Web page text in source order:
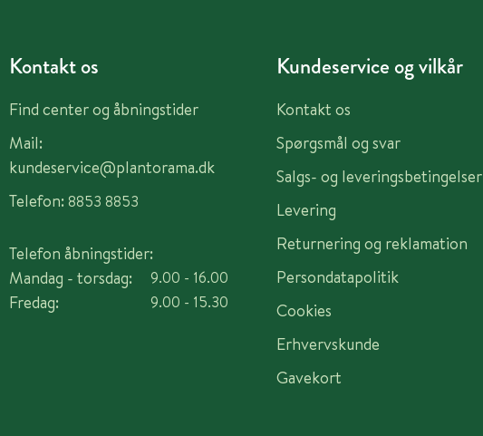
Kontakt os
Find center og åbningstider
Mail:
kundeservice@plantorama.dk
Telefon: 8853 8853
Telefon åbningstider:
Mandag - torsdag:
Fredag:
9.00 - 16.00
9.00 - 15.30
Kundeservice og vilkår
Kontakt os
Spørgsmål og svar
Salgs- og leveringsbetingelser
Levering
Returnering og reklamation
Persondatapolitik
Cookies
Erhvervskunde
Gavekort